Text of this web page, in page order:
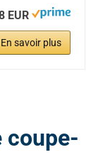
EUR
En savoir plus
coupe-